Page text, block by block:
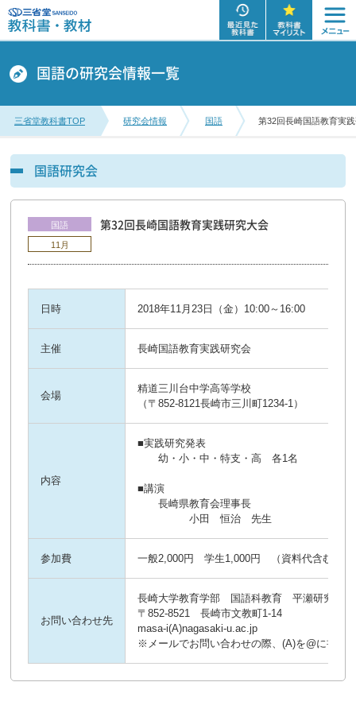
国語の研究会情報一覧
三省堂教科書TOP 研究会情報 国語 第32回長崎国語教育実
国語研究会
国語
11月
第32回長崎国語教育実践研究大会
日時 2018年11月23日（金）10:00～16:00
主催 長崎国語教育実践研究会
会場
精道三川台中学高等学校
（〒852-8121長崎市三川町1234-1）
内容
■実践研究発表
幼・小・中・特支・高　各1名
■講演
長崎県教育会理事長
小田　恒治　先生
参加費 一般2,000円 学生1,000円 （資料代含む）
お問い合わせ先
長崎大学教育学部　国語科教育　平瀬研究室
〒852-8521　長崎市文教町1-14
masa-i(A)nagasaki-u.ac.jp
※メールでお問い合わせの際、(A)を@に書き